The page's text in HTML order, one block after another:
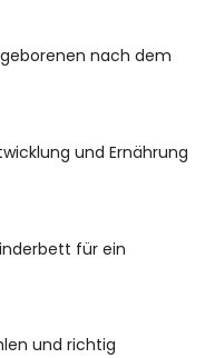
nach dem
und Ernährung
für ein
und richtig